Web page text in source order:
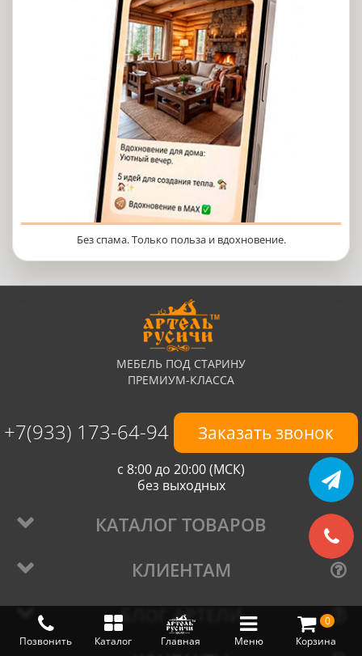
Меню
Позвонить Каталог Главная
0
Корзина
Без спама. Только польза и вдохновение.
МЕБЕЛЬ ПОД СТАРИНУ
ПРЕМИУМ-КЛАССА
+7(933) 173-64-94 Заказать звонок
с 8:00 до 20:00 (МСК)
без выходных
КАТАЛОГ ТОВАРОВ
КЛИЕНТАМ
БЛОГ АРТЕЛИ